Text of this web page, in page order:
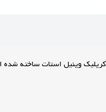
آکریلیک وینیل استات